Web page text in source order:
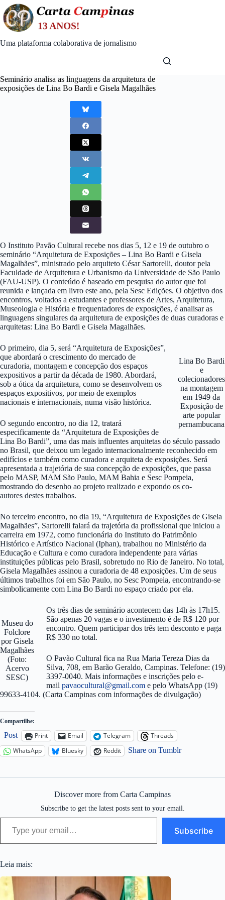
Skip
to
content
Uma plataforma colaborativa de jornalismo
Seminário analisa as linguagens da arquitetura de
exposições de Lina Bo Bardi e Gisela Magalhães
O Instituto Pavão Cultural recebe nos dias 5, 12 e 19 de outubro o
seminário “Arquitetura de Exposições – Lina Bo Bardi e Gisela
Magalhães”, ministrado pelo arquiteto César Sartorelli, doutor pela
Faculdade de Arquitetura e Urbanismo da Universidade de São Paulo
(FAU-USP). O conteúdo é baseado em pesquisa do autor que foi
reunida e lançada em livro este ano, pela Sesc Edições. O objetivo dos
encontros, voltados a estudantes e professores de Artes, Arquitetura,
Museologia e História e frequentadores de exposições, é analisar as
linguagens singulares da arquitetura de exposições de duas curadoras e
arquitetas: Lina Bo Bardi e Gisela Magalhães.
Lina Bo Bardi
e
colecionadores
na montagem
em 1949 da
Exposição de
arte popular
pernambucana
O primeiro, dia 5, será “Arquitetura de Exposições”,
que abordará o crescimento do mercado de
curadoria, montagem e concepção dos espaços
expositivos a partir da década de 1980. Abordará,
sob a ótica da arquitetura, como se desenvolvem os
espaços expositivos, por meio de exemplos
nacionais e internacionais, numa visão histórica.
O segundo encontro, no dia 12, tratará
especificamente da “Arquitetura de Exposições de
Lina Bo Bardi”, uma das mais influentes arquitetas do século passado
no Brasil, que deixou um legado internacionalmente reconhecido em
edifícios e também como curadora e arquiteta de exposições. Será
apresentada a trajetória de sua concepção de exposições, que passa
pelo MASP, MAM São Paulo, MAM Bahia e Sesc Pompeia,
mostrando do desenho ao projeto realizado e expondo os co-
autores destes trabalhos.
No terceiro encontro, no dia 19, “Arquitetura de Exposições de Gisela
Magalhães”, Sartorelli falará da trajetória da profissional que iniciou a
carreira em 1972, como funcionária do Instituto do Patrimônio
Histórico e Artístico Nacional (Iphan), trabalhou no Ministério da
Educação e Cultura e como curadora independente para várias
instituições públicas pelo Brasil, sobretudo no Rio de Janeiro. No total,
Gisela Magalhães assinou a curadoria de 48 exposições. Um de seus
últimos trabalhos foi em São Paulo, no Sesc Pompeia, encontrando-se
simbolicamente com Lina Bo Bardi no espaço criado por ela.
Museu do
Folclore
por Gisela
Magalhães
(Foto:
Acervo
SESC)
Os três dias de seminário acontecem das 14h às 17h15.
São apenas 20 vagas e o investimento é de R$ 120 por
encontro. Quem participar dos três tem desconto e paga
R$ 330 no total.
O Pavão Cultural fica na Rua Maria Tereza Dias da
Silva, 708, em Barão Geraldo, Campinas. Telefone: (19)
3397-0040. Mais informações e inscrições pelo e-
mail pavaocultural@gmail.com e pelo WhatsApp (19)
99633-4104. (Carta Campinas com informações de divulgação)
Compartilhe:
Post Print Email Telegram
Threads
WhatsApp
Bluesky Reddit Share on Tumblr
Discover more from Carta Campinas
Subscribe to get the latest posts sent to your email.
Type your email…
Subscribe
Leia mais: